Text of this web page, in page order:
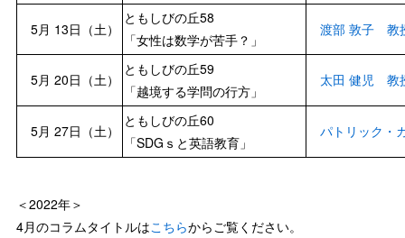
5月 13日（土）
ともしびの丘58
「女性は数学が苦手？」
渡部 敦子 教
5月 20日（土）
ともしびの丘59
「越境する学問の行方」
太田 健児 教
5月 27日（土）
ともしびの丘60
「SDGｓと英語教育」
パトリック・
＜2022年＞
4月のコラムタイトルはこちらからご覧ください。